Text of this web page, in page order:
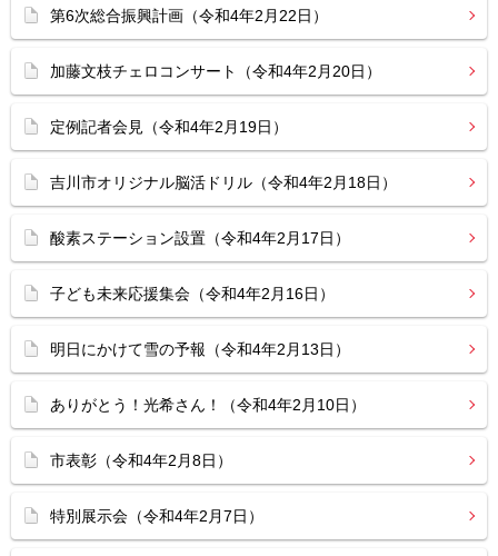
第6次総合振興計画（令和4年2月22日）
加藤文枝チェロコンサート（令和4年2月20日）
定例記者会見（令和4年2月19日）
吉川市オリジナル脳活ドリル（令和4年2月18日）
酸素ステーション設置（令和4年2月17日）
子ども未来応援集会（令和4年2月16日）
明日にかけて雪の予報（令和4年2月13日）
ありがとう！光希さん！（令和4年2月10日）
市表彰（令和4年2月8日）
特別展示会（令和4年2月7日）